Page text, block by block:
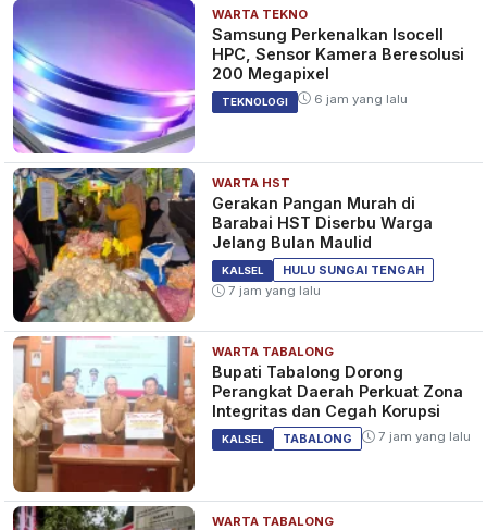
WARTA TEKNO
Samsung Perkenalkan Isocell
HPC, Sensor Kamera Beresolusi
200 Megapixel
TEKNOLOGI 6 jam yang lalu
WARTA HST
Gerakan Pangan Murah di
Barabai HST Diserbu Warga
Jelang Bulan Maulid
KALSEL
HULU SUNGAI TENGAH
7 jam yang lalu
WARTA TABALONG
Bupati Tabalong Dorong
Perangkat Daerah Perkuat Zona
Integritas dan Cegah Korupsi
KALSEL TABALONG 7 jam yang lalu
WARTA TABALONG